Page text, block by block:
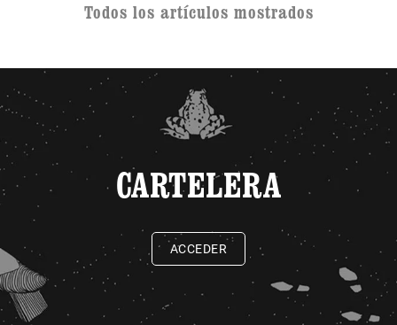
Todos los artículos mostrados
CARTELERA
ACCEDER